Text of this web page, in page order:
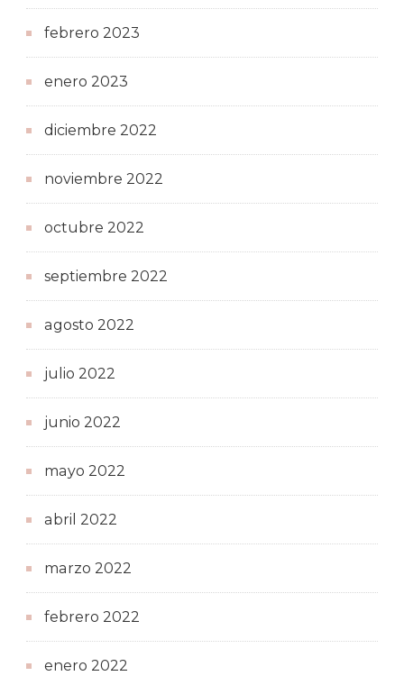
febrero 2023
enero 2023
diciembre 2022
noviembre 2022
octubre 2022
septiembre 2022
agosto 2022
julio 2022
junio 2022
mayo 2022
abril 2022
marzo 2022
febrero 2022
enero 2022